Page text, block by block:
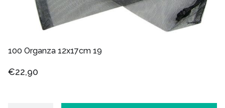
100 Organza 12x17cm 19
€22,90